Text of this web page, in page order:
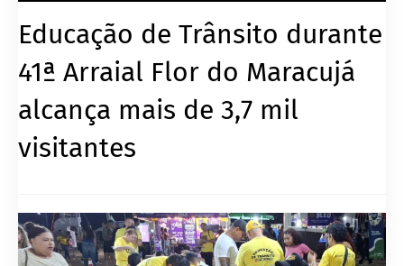
Educação de Trânsito durante
41ª Arraial Flor do Maracujá
alcança mais de 3,7 mil
visitantes